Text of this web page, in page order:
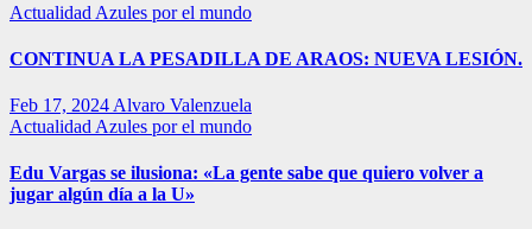
Actualidad Azules por el mundo
CONTINUA LA PESADILLA DE ARAOS: NUEVA LESIÓN.
Feb 17, 2024 Alvaro Valenzuela
Actualidad Azules por el mundo
Edu Vargas se ilusiona: «La gente sabe que quiero volver a
jugar algún día a la U»